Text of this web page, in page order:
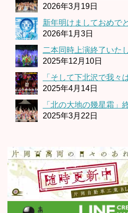
2026年3月19日
新年明けましておめで
2026年1月3日
二本同時上演終了いた
2025年12月10日
「そして下北沢で我々
2025年4月14日
「北の大地の幾星霜」
2025年3月22日